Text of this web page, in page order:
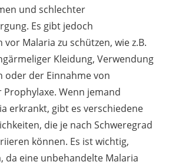
und schlechter
Es gibt jedoch
Malaria zu schützen, wie z.B.
Kleidung, Verwendung
oder der Einnahme von
Wenn jemand
erkrankt, gibt es verschiedene
die je nach Schweregrad
können. Es ist wichtig,
da eine unbehandelte Malaria